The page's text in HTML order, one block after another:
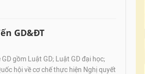
GD&ĐT
gồm Luật GD; Luật GD đại học;
hội về cơ chế thực hiện Nghị quyết